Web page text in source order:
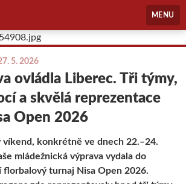
MENU
5. 2026
ovládla Liberec. Tři týmy,
a skvělá reprezentace
Open 2026
víkend, konkrétně ve dnech 22.–24.
mládežnická výprava vydala do
florbalový turnaj Nisa Open 2026.